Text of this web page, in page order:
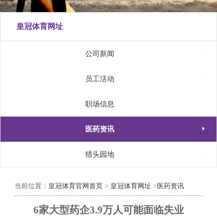
皇冠体育网址
公司新闻
员工活动
职场信息
医药资讯 
猎头园地
当前位置： 皇冠体育官网首页 > 皇冠体育网址 > 医药资讯
6家大型药企3.9万人可能面临失业